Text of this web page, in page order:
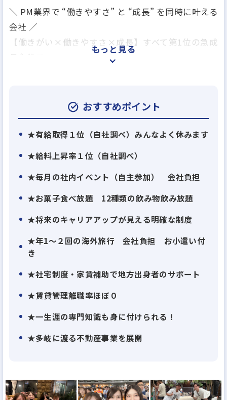
＼ PM業界で “働きやすさ” と “成長” を同時に叶える
会社 ／
【働きがい×働きやすさ×成長】すべて第1位の急成
大和インフィリンクは、2015年に設立して以来
10年連続増収増益 を続ける不動産投資・賃貸管理の
お客様の資産形成を支えるマンション販売、
そしてオーナー様の賃貸経営を支えるプロパティマネ
事業規模を大きく拡大してきました。
その結果、国内外から多くの高い評価をいただいて
います。
■急成長×高評価の理由
★マイナビ2026「不動産部門アクセスランキング第1
に認定
もっと見る
おすすめポイント
★有給取得１位（自社調べ）みんなよく休みます
★給料上昇率１位（自社調べ）
★毎月の社内イベント（自主参加） 会社負担
★お菓子食べ放題 12種類の飲み物飲み放題
★将来のキャリアアップが見える明確な制度
★年1～２回の海外旅行 会社負担 お小遣い付
き
★社宅制度・家賃補助で地方出身者のサポート
★賃貸管理離職率ほぼ０
★一生涯の専門知識も身に付けられる！
★多岐に渡る不動産事業を展開